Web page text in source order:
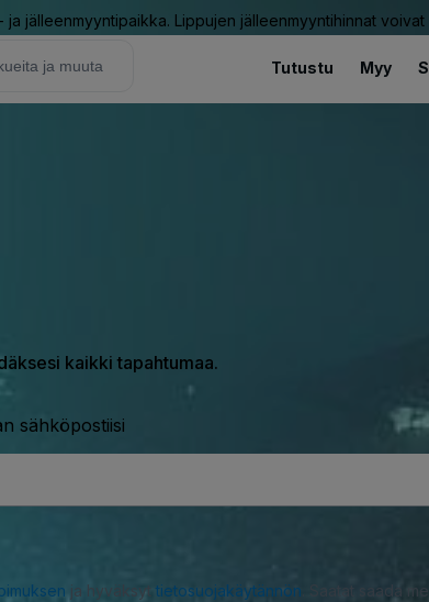
ja jälleenmyyntipaikka. Lippujen jälleenmyyntihinnat
Tutustu Myy
kaikki tapahtumaa.
sähköpostiisi
ja hyväksyt tietosuojakäytännön . Saatat saada